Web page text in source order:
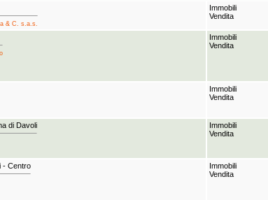
& C. s.a.s.
Immobili
Vendita
Immobili
Vendita
Immobili
Vendita
di Davoli
Immobili
Vendita
- Centro
Immobili
Vendita